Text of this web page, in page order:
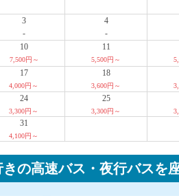
3
-
4
-
10
7,500円～
11
5,500円～
17
4,000円～
18
3,600円～
24
3,300円～
25
3,300円～
31
4,100円～
の高速バス・夜行バスを